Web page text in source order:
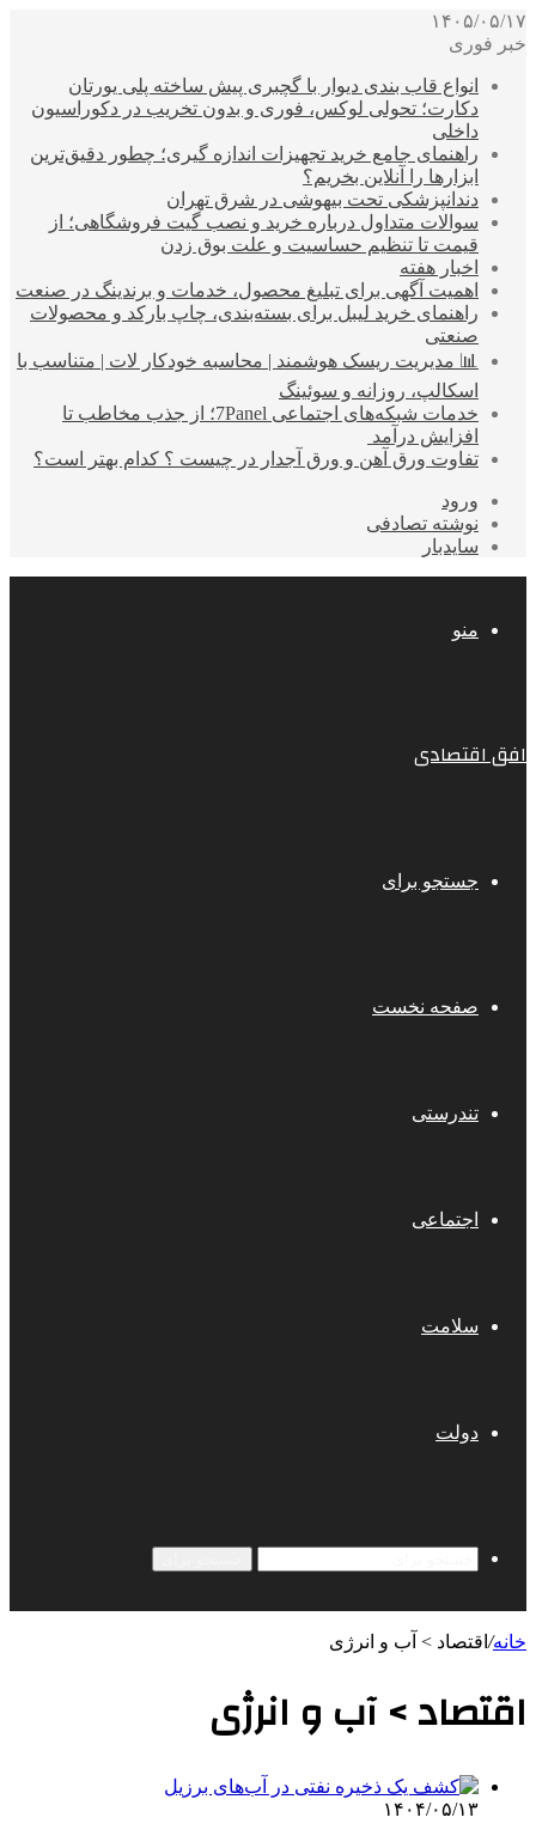
۱۴۰۵/۰۵/۱۷
خبر فوری
انواع قاب بندی دیوار با گچبری پیش ساخته پلی یورتان
دکارت؛ تحولی لوکس، فوری و بدون تخریب در دکوراسیون
داخلی
راهنمای جامع خرید تجهیزات اندازه گیری؛ چطور دقیق‌ترین
ابزارها را آنلاین بخریم؟
دندانپزشکی تحت بیهوشی در شرق تهران
سوالات متداول درباره خرید و نصب گیت فروشگاهی؛ از
قیمت تا تنظیم حساسیت و علت بوق زدن
اخبار هفته
اهمیت آگهی برای تبلیغ محصول، خدمات و برندینگ در صنعت
راهنمای خرید لیبل برای بسته‌بندی، چاپ بارکد و محصولات
صنعتی
📊 مدیریت ریسک هوشمند | محاسبه خودکار لات | متناسب با
اسکالپ، روزانه و سوئینگ
خدمات شبکه‌های اجتماعی 7Panel؛ از جذب مخاطب تا
افزایش درآمد
تفاوت ورق آهن و ورق آجدار در چیست ؟ کدام بهتر است؟
ورود
نوشته تصادفی
سایدبار
منو
افق اقتصادی
جستجو برای
صفحه نخست
تندرستی
اجتماعی
سلامت
دولت
خانه/ اقتصاد > آب و انرژی
اقتصاد > آب و انرژی
۱۴۰۴/۰۵/۱۳